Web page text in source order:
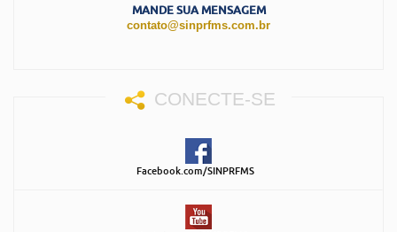
MANDE SUA MENSAGEM
contato@sinprfms.com.br
CONECTE-SE
Facebook.com/SINPRFMS